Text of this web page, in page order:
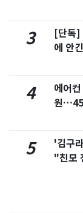
3
[단독]
에 안
4
에어
원
5
'김구
"친모